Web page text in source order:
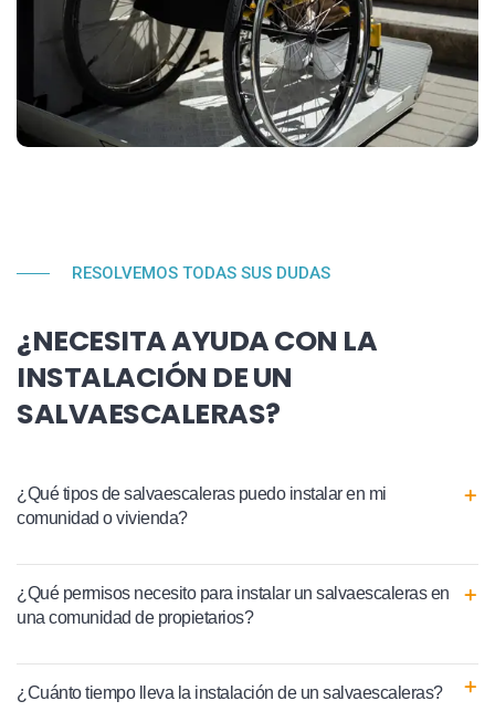
RESOLVEMOS TODAS SUS DUDAS
¿NECESITA AYUDA CON LA
INSTALACIÓN DE UN
SALVAESCALERAS?
¿Qué tipos de salvaescaleras puedo instalar en mi
comunidad o vivienda?
¿Qué permisos necesito para instalar un salvaescaleras en
una comunidad de propietarios?
¿Cuánto tiempo lleva la instalación de un salvaescaleras?